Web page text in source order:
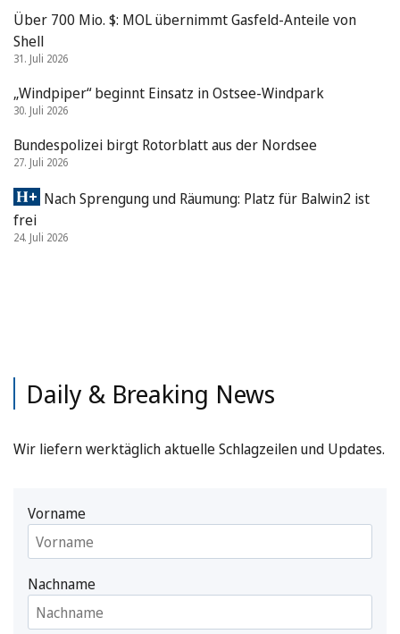
Über 700 Mio. $: MOL übernimmt Gasfeld-Anteile von
Shell
31. Juli 2026
„Windpiper“ beginnt Einsatz in Ostsee-Windpark
30. Juli 2026
Bundespolizei birgt Rotorblatt aus der Nordsee
27. Juli 2026
Nach Sprengung und Räumung: Platz für Balwin2 ist
frei
24. Juli 2026
Daily & Breaking News
Wir liefern werktäglich aktuelle Schlagzeilen und Updates.
Vorname
Nachname